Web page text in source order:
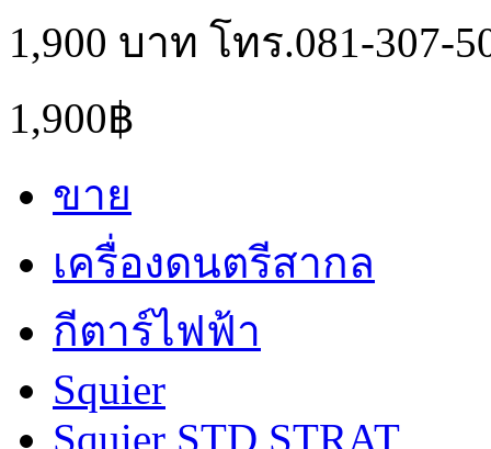
1,900 บาท โทร.081-307-
1,900฿
ขาย
เครื่องดนตรีสากล
กีตาร์ไฟฟ้า
Squier
Squier STD STRAT